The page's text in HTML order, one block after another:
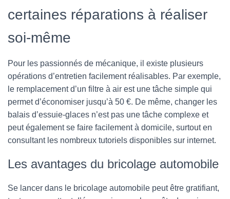
certaines réparations à réaliser
soi-même
Pour les passionnés de mécanique, il existe plusieurs
opérations d’entretien facilement réalisables. Par exemple,
le remplacement d’un filtre à air est une tâche simple qui
permet d’économiser jusqu’à 50 €. De même, changer les
balais d’essuie-glaces n’est pas une tâche complexe et
peut également se faire facilement à domicile, surtout en
consultant les nombreux tutoriels disponibles sur internet.
Les avantages du bricolage automobile
Se lancer dans le bricolage automobile peut être gratifiant,